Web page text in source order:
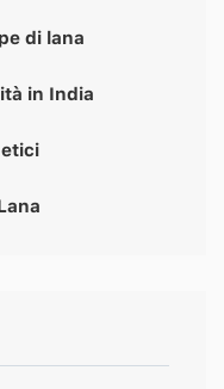
di lana
in India